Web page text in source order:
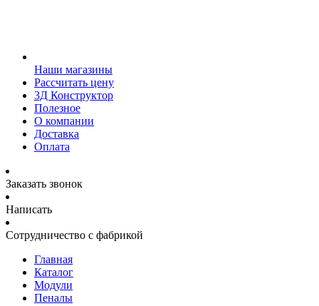
Наши магазины
Рассчитать цену
3Д Конструктор
Полезное
О компании
Доставка
Оплата
Заказать звонок
Написать
Сотрудничество с фабрикой
Главная
Каталог
Модули
Пеналы